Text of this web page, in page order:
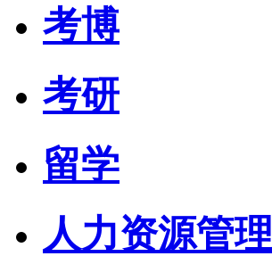
考博
考研
留学
人力资源管理